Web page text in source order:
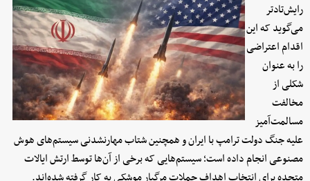
رایش‌تادتر
می‌گوید که این
اقدام اعتراضی
را به عنوان
شکلی از
مخالفت
مسالمت‌آمیز
علیه جنگ دولت ترامپ با ایران و همچنین شتاب مهارنشدنی سیستم‌های هوش
مصنوعی انجام داده است؛ سیستم‌هایی که برخی از آن‌ها توسط ارتش ایالات